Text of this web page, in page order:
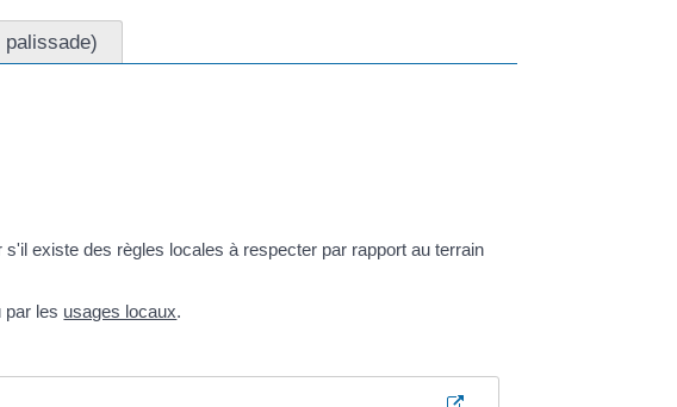
s'il existe des règles locales à respecter par rapport au terrain
par les usages locaux.